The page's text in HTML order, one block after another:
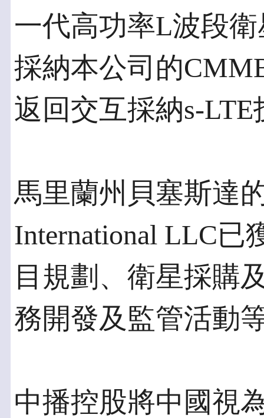
一代高功率L波段
採納本公司的
返回交互採納s-LTE
馬里蘭州貝塞斯達
International LLC已
目規劃、衛星採購
務開發及監管活動
中播控股將中國視